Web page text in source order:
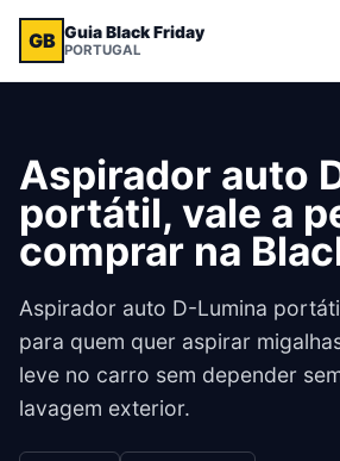
GB Guia Black Friday
PORTUGAL
Aspirador auto
portátil, vale a
comprar na
Aspirador auto D-Lumina
para quem quer aspirar
leve no carro sem depender
lavagem exterior.